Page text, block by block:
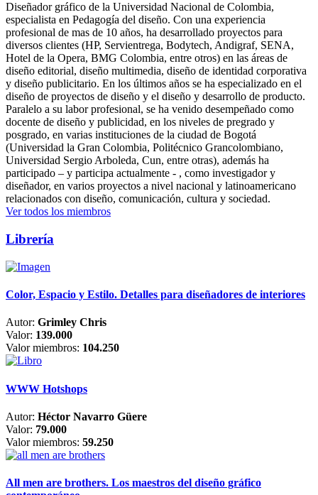
Diseñador gráfico de la Universidad Nacional de Colombia,
especialista en Pedagogía del diseño. Con una experiencia
profesional de mas de 10 años, ha desarrollado proyectos para
diversos clientes (HP, Servientrega, Bodytech, Andigraf, SENA,
Hotel de la Opera, BMG Colombia, entre otros) en las áreas de
diseño editorial, diseño multimedia, diseño de identidad corporativa
y diseño publicitario. En los últimos años se ha especializado en el
diseño de proyectos de diseño y el diseño y desarrollo de producto.
Paralelo a su labor profesional, se ha venido desempeñado como
docente de diseño y publicidad, en los niveles de pregrado y
posgrado, en varias instituciones de la ciudad de Bogotá
(Universidad la Gran Colombia, Politécnico Grancolombiano,
Universidad Sergio Arboleda, Cun, entre otras), además ha
participado – y participa actualmente - , como investigador y
diseñador, en varios proyectos a nivel nacional y latinoamericano
relacionados con diseño, comunicación, cultura y sociedad.
Ver todos los miembros
Librería
Color, Espacio y Estilo. Detalles para diseñadores de interiores
Autor: Grimley Chris
Valor: 139.000
Valor miembros: 104.250
WWW Hotshops
Autor: Héctor Navarro Güere
Valor: 79.000
Valor miembros: 59.250
All men are brothers. Los maestros del diseño gráfico